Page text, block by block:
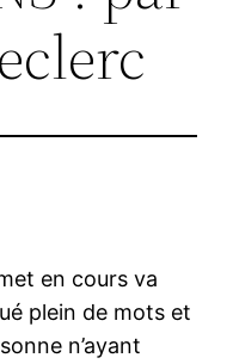
en cours va
plein de mots et
n’ayant